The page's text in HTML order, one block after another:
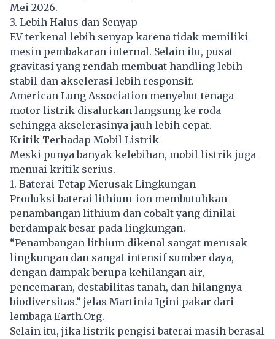
Mei 2026.
3. Lebih Halus dan Senyap
EV terkenal lebih senyap karena tidak memiliki
mesin pembakaran internal. Selain itu, pusat
gravitasi yang rendah membuat handling lebih
stabil dan akselerasi lebih responsif.
American Lung Association menyebut tenaga
motor listrik disalurkan langsung ke roda
sehingga akselerasinya jauh lebih cepat.
Kritik Terhadap Mobil Listrik
Meski punya banyak kelebihan, mobil listrik juga
menuai kritik serius.
1. Baterai Tetap Merusak Lingkungan
Produksi baterai lithium-ion membutuhkan
penambangan lithium dan cobalt yang dinilai
berdampak besar pada lingkungan.
“Penambangan lithium dikenal sangat merusak
lingkungan dan sangat intensif sumber daya,
dengan dampak berupa kehilangan air,
pencemaran, destabilitas tanah, dan hilangnya
biodiversitas.” jelas Martinia Igini pakar dari
lembaga Earth.Org.
Selain itu, jika listrik pengisi baterai masih berasal